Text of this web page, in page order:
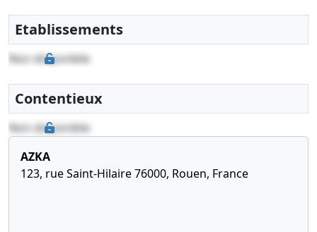
nomination des
membres des organes
Etablissements
Non disponible
Contentieux
Non disponible
AZKA
123, rue Saint-Hilaire 76000, Rouen, France